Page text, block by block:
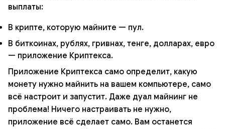
выплаты:
В крипте, которую майните — пул.
В биткоинах, рублях, гривнах, тенге, долларах, евро
— приложение Криптекса.
Приложение Криптекса само определит, какую
монету нужно майнить на вашем компьютере, само
всё настроит и запустит. Даже дуал майнинг не
проблема! Ничего настраивать не нужно,
приложение всё сделает само. Вам останется